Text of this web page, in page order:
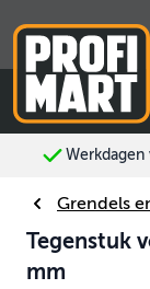
Grendels
Tegenstuk
mm